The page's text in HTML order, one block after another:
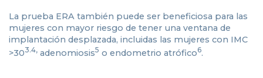
La prueba ERA también puede ser beneficiosa para las
mujeres con mayor riesgo de tener una ventana de
implantación desplazada, incluidas las mujeres con IMC
>303.4, adenomiosis5 o endometrio atrófico6.